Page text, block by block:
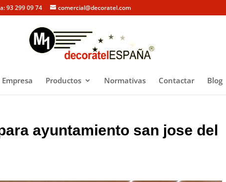
93 299 09 74 comercial@decoratel.com
Empresa Productos Normativas Contactar Blog
ayuntamiento san jose del